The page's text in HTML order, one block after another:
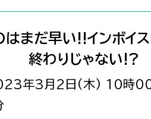
はまだ早い!!インボイ
終わりじゃない!?
年3月2日(木) 10時